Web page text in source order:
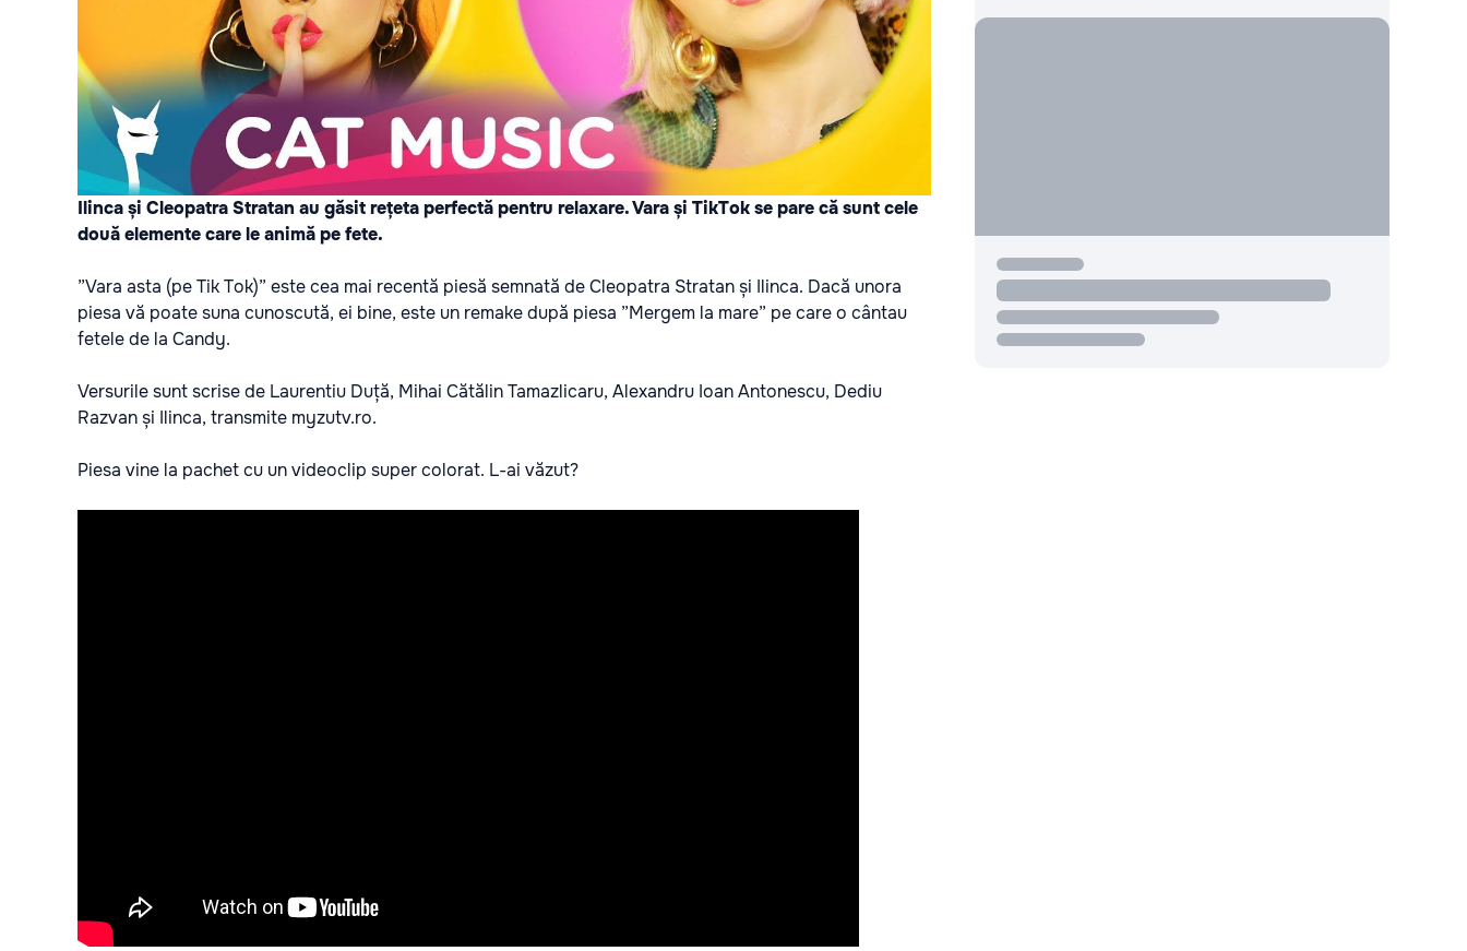
Ilinca și Cleopatra Stratan au găsit rețeta perfectă pentru relaxare. Vara și TikTok se pare că sunt cele
două elemente care le animă pe fete.
”Vara asta (pe Tik Tok)” este cea mai recentă piesă semnată de Cleopatra Stratan și Ilinca. Dacă unora
piesa vă poate suna cunoscută, ei bine, este un remake după piesa ”Mergem la mare” pe care o cântau
fetele de la Candy.
Versurile sunt scrise de Laurentiu Duță, Mihai Cătălin Tamazlicaru, Alexandru Ioan Antonescu, Dediu
Razvan și Ilinca, transmite myzutv.ro.
Piesa vine la pachet cu un videoclip super colorat. L-ai văzut?